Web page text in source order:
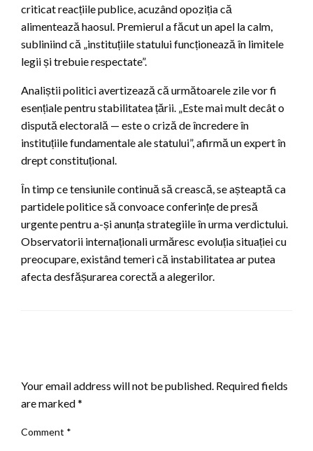
criticat reacțiile publice, acuzând opoziția că
alimentează haosul. Premierul a făcut un apel la calm,
subliniind că „instituțiile statului funcționează în limitele
legii și trebuie respectate”.
Analiștii politici avertizează că următoarele zile vor fi
esențiale pentru stabilitatea țării. „Este mai mult decât o
dispută electorală — este o criză de încredere în
instituțiile fundamentale ale statului”, afirmă un expert în
drept constituțional.
În timp ce tensiunile continuă să crească, se așteaptă ca
partidele politice să convoace conferințe de presă
urgente pentru a-și anunța strategiile în urma verdictului.
Observatorii internaționali urmăresc evoluția situației cu
preocupare, existând temeri că instabilitatea ar putea
afecta desfășurarea corectă a alegerilor.
Your email address will not be published. Required fields
are marked*
Comment *